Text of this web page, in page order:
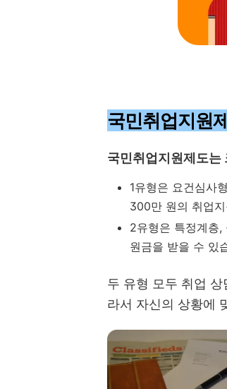
국민취업지원
국민취업지원제도는
1유형은 요건심사
300만 원의 취업
2유형은 특정계층
원금을 받을 수 있
두 유형 모두 취업
라서 자신의 상황에